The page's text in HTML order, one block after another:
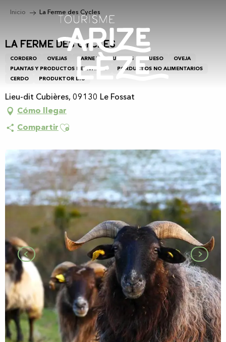
principal
Inicio La Ferme des Cycles
La Ferme des Cycles
CORDERO OVEJAS CARNE Y EMBUTIDOS QUESO
OVEJA
PLANTAS Y PRODUCTOS DERIVADOS
PORDUCTOS NO ALIMENTARIOS
CERDO
PRODUKTOR BIO
Lieu-dit Cubières, 09130 Le Fossat
Cómo llegar
Compartir Ajouter aux favoris